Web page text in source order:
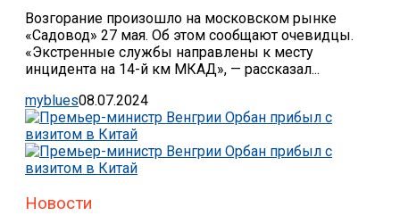
Возгорание произошло на московском рынке
«Садовод» 27 мая. Об этом сообщают очевидцы.
«Экстренные службы направлены к месту
инцидента на 14-й км МКАД», — рассказал...
myblues08.07.2024
Новости